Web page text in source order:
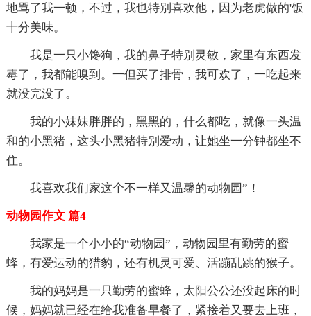
地骂了我一顿，不过，我也特别喜欢他，因为老虎做的'饭
十分美味。
我是一只小馋狗，我的鼻子特别灵敏，家里有东西发
霉了，我都能嗅到。一但买了排骨，我可欢了，一吃起来
就没完没了。
我的小妹妹胖胖的，黑黑的，什么都吃，就像一头温
和的小黑猪，这头小黑猪特别爱动，让她坐一分钟都坐不
住。
我喜欢我们家这个不一样又温馨的动物园”！
动物园作文 篇4
我家是一个小小的“动物园”，动物园里有勤劳的蜜
蜂，有爱运动的猎豹，还有机灵可爱、活蹦乱跳的猴子。
我的妈妈是一只勤劳的蜜蜂，太阳公公还没起床的时
候，妈妈就已经在给我准备早餐了，紧接着又要去上班，